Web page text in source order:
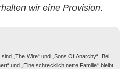
wir eine Provision.
„The Wire“ und „Sons Of Anarchy“. Bei
und „Eine schrecklich nette Familie“ bleibt